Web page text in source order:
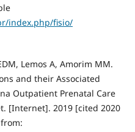
index.php/fisio/
Lemos A, Amorim MM.
and their Associated
Outpatient Prenatal Care
[Internet]. 2019 [cited 2020